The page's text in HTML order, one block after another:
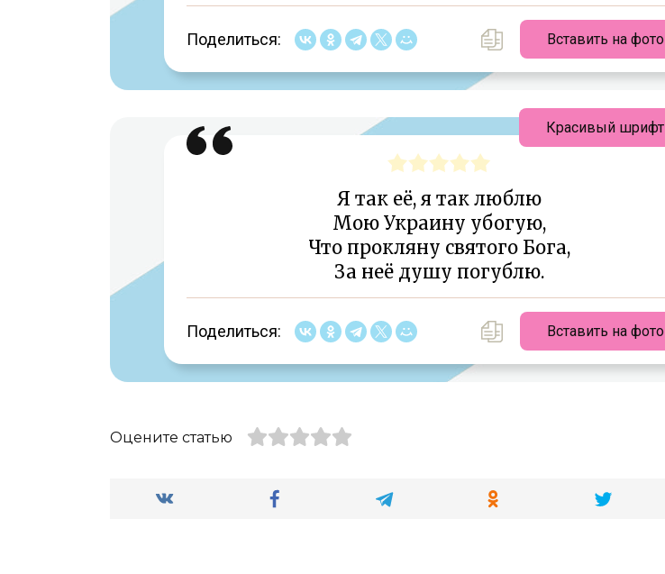
Поделиться: Вставить на фото
Я так её, я так люблю
Мою Украину убогую,
Что прокляну святого Бога,
За неё душу погублю.
Поделиться: Вставить на фото
Красивый шрифт
Оцените статью